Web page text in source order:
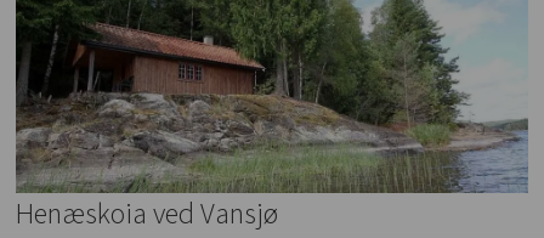
Henæskoia ved Vansjø